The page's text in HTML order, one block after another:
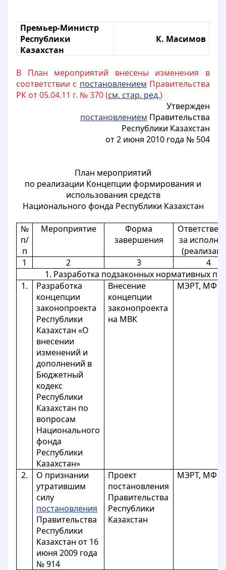
Премьер-Министр
Республики
Казахстан
К. Масимов
В План мероприятий внесены изменения в
соответствии с постановлением Правительства
РК от 05.04.11 г. № 370 (см. стар. ред.)
Утвержден
постановлением Правительства
Республики Казахстан
от 2 июня 2010 года № 504
План мероприятий
по реализации Концепции формирования и
использования средств
Национального фонда Республики Казахстан
№
п/
п
Мероприятие
Форма
завершения
за
1
2 3
4
1. Разработка подзаконных нормативных
1.
Разработка
концепции
законопроекта
Республики
Казахстан «О
внесении
изменений и
дополнений в
Бюджетный
кодекс
Республики
Казахстан по
вопросам
Национального
фонда
Республики
Казахстан»
Внесение
концепции
законопроекта
на МВК
МЭРТ, МФ
2.
О признании
утратившим
силу
постановления
Правительства
Республики
Казахстан от 16
июня 2009 года
№ 914
Проект
постановления
Правительства
Республики
Казахстан
МЭРТ, МФ